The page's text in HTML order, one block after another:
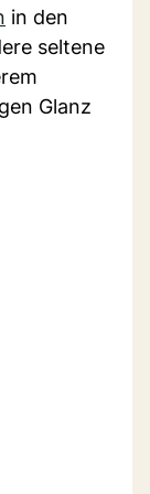
in den
seltene
Glanz